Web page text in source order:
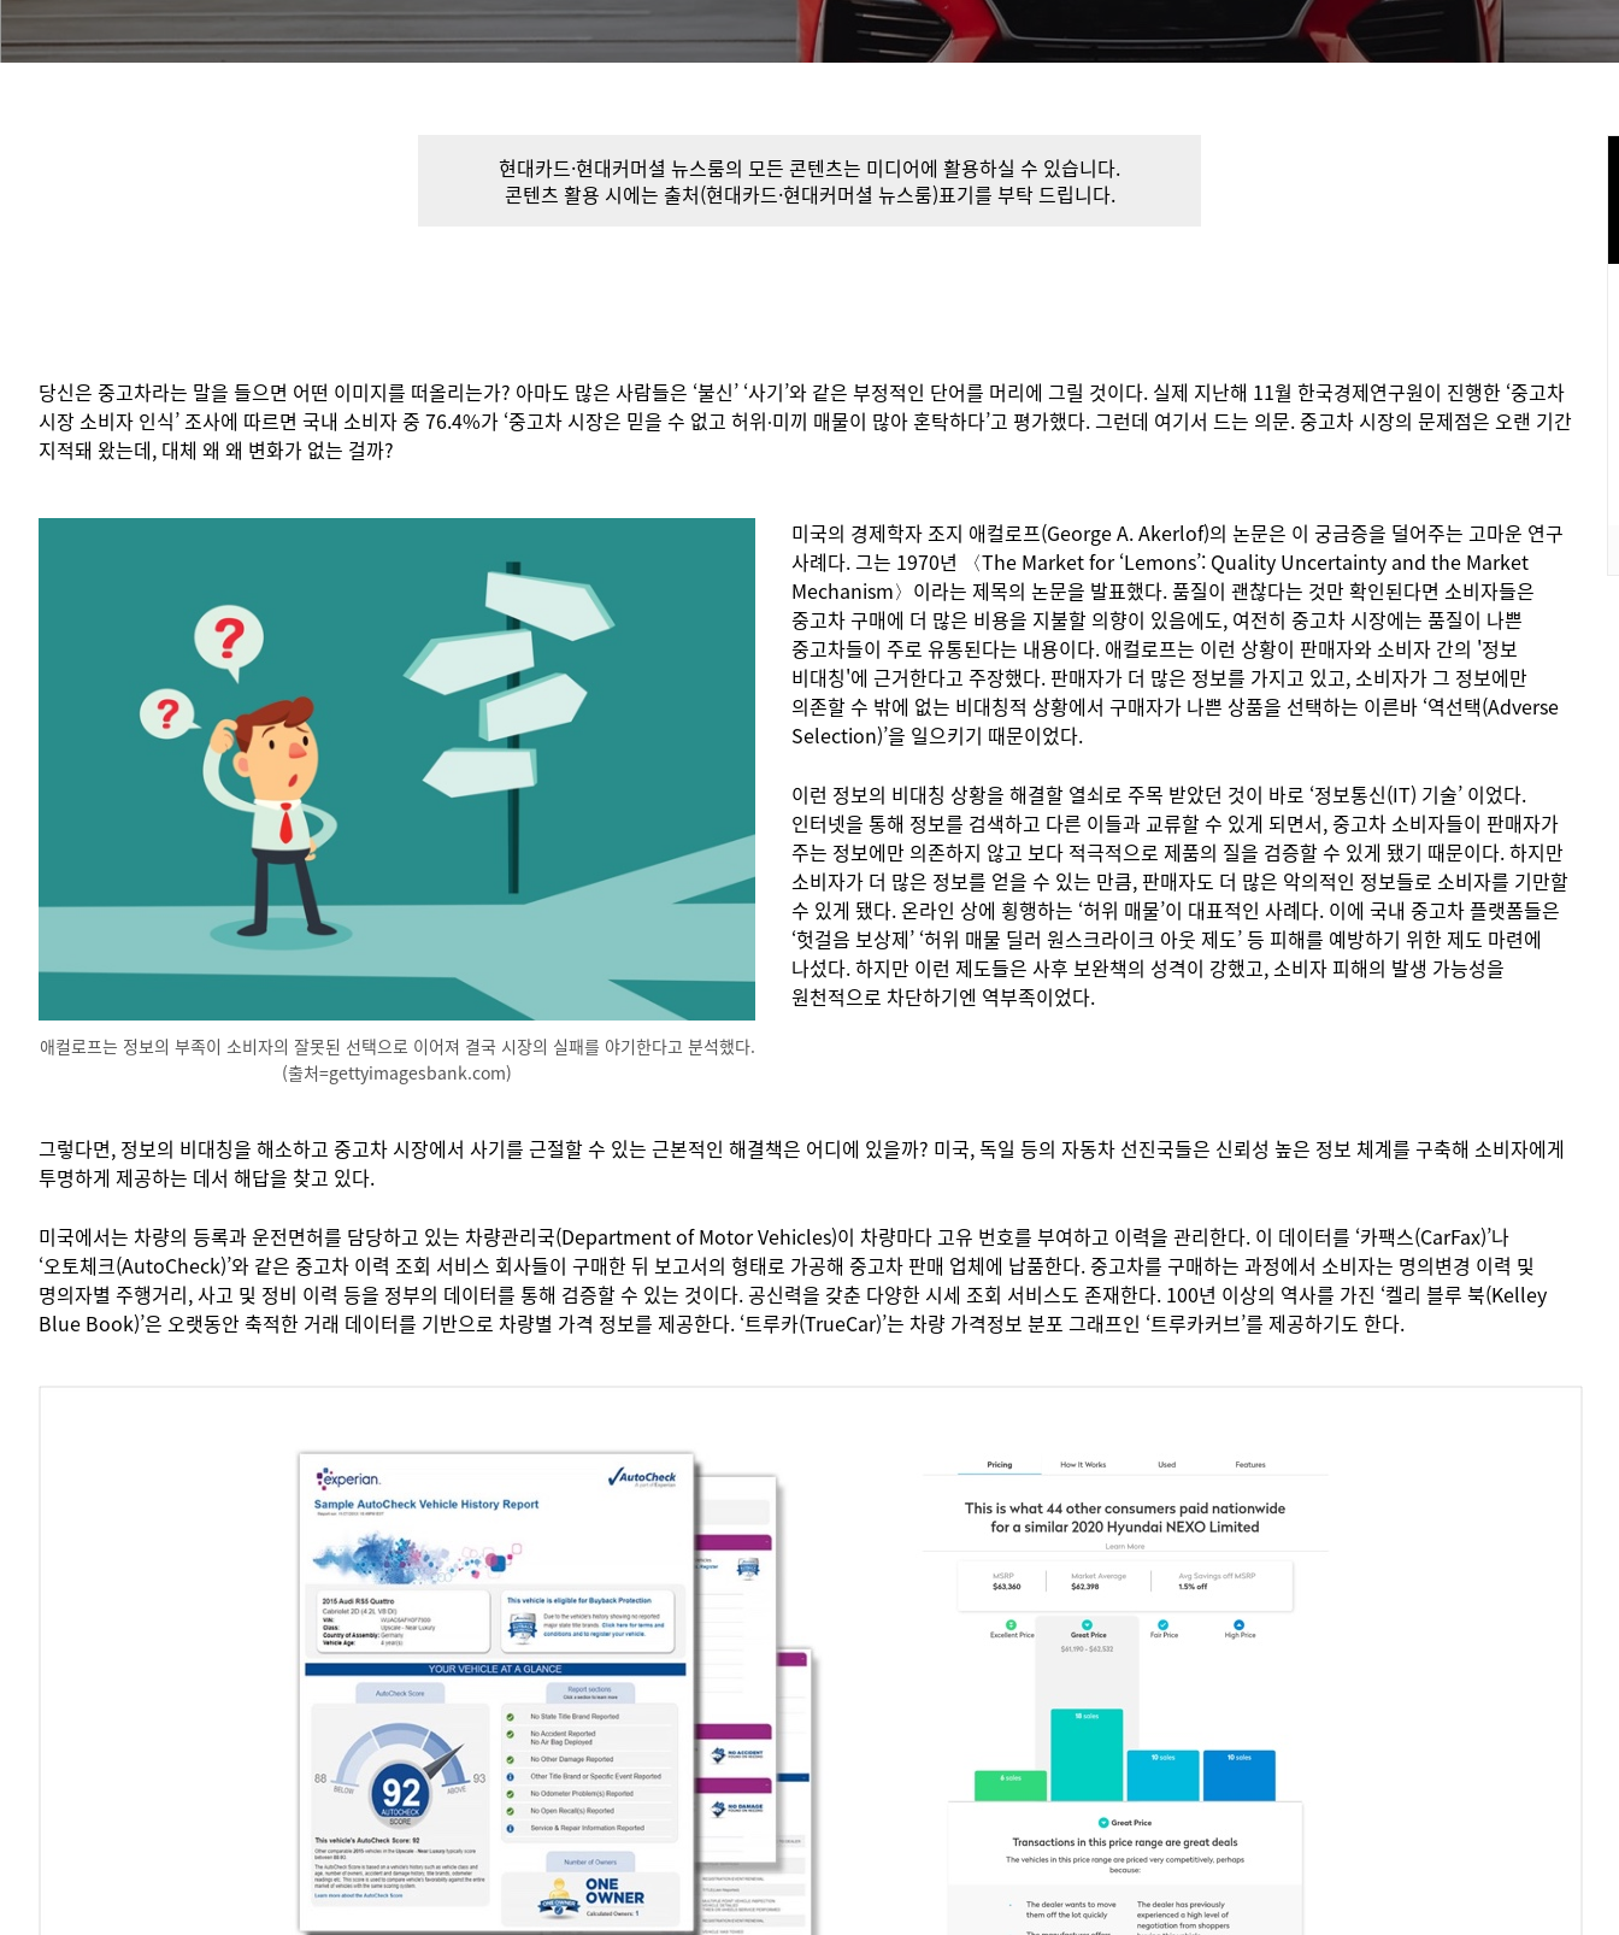
현대카드·현대커머셜 뉴스룸의 모든 콘텐츠는 미디어에 활용하실 수 있습니다.
콘텐츠 활용 시에는 출처(현대카드·현대커머셜 뉴스룸)표기를 부탁 드립니다.
당신은 중고차라는 말을 들으면 어떤 이미지를 떠올리는가? 아마도 많은 사람들은 ‘불신’ ‘사기’와 같은 부정적인 단어를 머리에 그릴 것이다. 실제 지난해 11월 한국경제연구원이 진행한 ‘중고차
시장 소비자 인식’ 조사에 따르면 국내 소비자 중 76.4%가 ‘중고차 시장은 믿을 수 없고 허위∙미끼 매물이 많아 혼탁하다’고 평가했다. 그런데 여기서 드는 의문. 중고차 시장의 문제점은 오랜 기간
지적돼 왔는데, 대체 왜 왜 변화가 없는 걸까?
애컬로프는 정보의 부족이 소비자의 잘못된 선택으로 이어져 결국 시장의 실패를 야기한다고 분석했다.
(출처=gettyimagesbank.com)
미국의 경제학자 조지 애컬로프(George A. Akerlof)의 논문은 이 궁금증을 덜어주는 고마운 연구
사례다. 그는 1970년 〈The Market for ‘Lemons’: Quality Uncertainty and the Market
Mechanism〉이라는 제목의 논문을 발표했다. 품질이 괜찮다는 것만 확인된다면 소비자들은
중고차 구매에 더 많은 비용을 지불할 의향이 있음에도, 여전히 중고차 시장에는 품질이 나쁜
중고차들이 주로 유통된다는 내용이다. 애컬로프는 이런 상황이 판매자와 소비자 간의 '정보
비대칭'에 근거한다고 주장했다. 판매자가 더 많은 정보를 가지고 있고, 소비자가 그 정보에만
의존할 수 밖에 없는 비대칭적 상황에서 구매자가 나쁜 상품을 선택하는 이른바 ‘역선택(Adverse
Selection)’을 일으키기 때문이었다.
이런 정보의 비대칭 상황을 해결할 열쇠로 주목 받았던 것이 바로 ‘정보통신(IT) 기술’ 이었다.
인터넷을 통해 정보를 검색하고 다른 이들과 교류할 수 있게 되면서, 중고차 소비자들이 판매자가
주는 정보에만 의존하지 않고 보다 적극적으로 제품의 질을 검증할 수 있게 됐기 때문이다. 하지만
소비자가 더 많은 정보를 얻을 수 있는 만큼, 판매자도 더 많은 악의적인 정보들로 소비자를 기만할
수 있게 됐다. 온라인 상에 횡행하는 ‘허위 매물’이 대표적인 사례다. 이에 국내 중고차 플랫폼들은
‘헛걸음 보상제’ ‘허위 매물 딜러 원스크라이크 아웃 제도’ 등 피해를 예방하기 위한 제도 마련에
나섰다. 하지만 이런 제도들은 사후 보완책의 성격이 강했고, 소비자 피해의 발생 가능성을
원천적으로 차단하기엔 역부족이었다.
그렇다면, 정보의 비대칭을 해소하고 중고차 시장에서 사기를 근절할 수 있는 근본적인 해결책은 어디에 있을까? 미국, 독일 등의 자동차 선진국들은 신뢰성 높은 정보 체계를 구축해 소비자에게
투명하게 제공하는 데서 해답을 찾고 있다.
미국에서는 차량의 등록과 운전면허를 담당하고 있는 차량관리국(Department of Motor Vehicles)이 차량마다 고유 번호를 부여하고 이력을 관리한다. 이 데이터를 ‘카팩스(CarFax)’나
‘오토체크(AutoCheck)’와 같은 중고차 이력 조회 서비스 회사들이 구매한 뒤 보고서의 형태로 가공해 중고차 판매 업체에 납품한다. 중고차를 구매하는 과정에서 소비자는 명의변경 이력 및
명의자별 주행거리, 사고 및 정비 이력 등을 정부의 데이터를 통해 검증할 수 있는 것이다. 공신력을 갖춘 다양한 시세 조회 서비스도 존재한다. 100년 이상의 역사를 가진 ‘켈리 블루 북(Kelley
Blue Book)’은 오랫동안 축적한 거래 데이터를 기반으로 차량별 가격 정보를 제공한다. ‘트루카(TrueCar)’는 차량 가격정보 분포 그래프인 ‘트루카커브’를 제공하기도 한다.